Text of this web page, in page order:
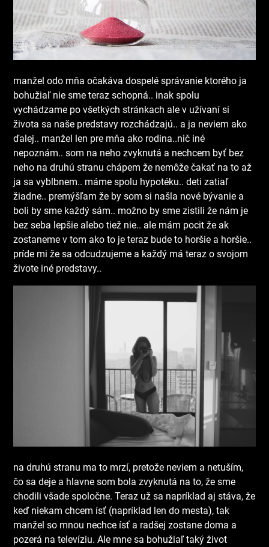
manžel odo mňa očakáva dospelé správanie ktorého ja
bohužiaľ nie sme teraz schopná.. inak spolu
vychádzame po všetkých stránkach ale v užívaní si
života sa naše predstavy rozchádzajú.. a ja neviem ako
ďalej.. manžel len pre mňa ako rodina..nič iné
nepoznám.. som na neho zvyknutá a nechcem byť bez
neho na druhú stranu chápem že nemôže čakať na to až
ja sa vyblbnem.. máme spolu hypotéku.. deti zatiaľ
žiadne.. premýšľam že by som si našla nové bývanie a
boli by sme každý sám.. možno by sme zistili že nám je
bez seba lepšie alebo tiež nie.. ale mám pocit že ak
zostaneme v tom ako to je teraz bude to horšie a horšie..
príde mi že sa odcudzujeme a každý má teraz o svojom
živote iné predstavy..
na druhú stranu ma to mrzí, pretože neviem a netuším,
čo sa deje a hlavne som bola zvyknutá na to, že sme
chodili všade spoločne. Teraz už sa napríklad aj stáva, že
keď niekam chcem ísť (napríklad len do mesta), tak
manžel so mnou nechce ísť a radšej zostane doma a
pozerá na televíziu. Ale mne sa bohužiaľ taký život